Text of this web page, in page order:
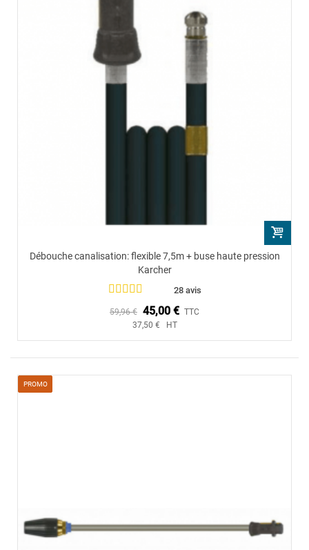
Débouche canalisation: flexible 7,5m + buse haute pression
Karcher
28 avis
59,96 € 45,00 € TTC
37,50 € HT
PROMO